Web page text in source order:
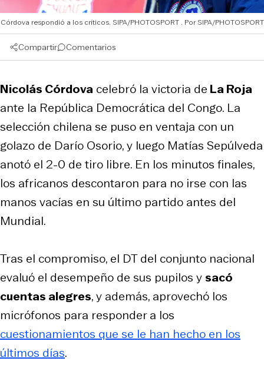
Córdova respondió a los críticos. SIPA/PHOTOSPORT SIPA/PHOTOSPORT
Compartir Comentarios
Nicolás Córdova celebró la victoria de La Roja
ante la República Democrática del Congo. La
selección chilena se puso en ventaja con un
golazo de Darío Osorio, y luego Matías Sepúlveda
anotó el 2-0 de tiro libre. En los minutos finales,
los africanos descontaron para no irse con las
manos vacías en su último partido antes del
Mundial.
Tras el compromiso, el DT del conjunto nacional
evaluó el desempeño de sus pupilos ysacó
cuentas alegres, y además, aprovechó los
micrófonos para responder a los
cuestionamientos que se le han hecho en los
últimos días.